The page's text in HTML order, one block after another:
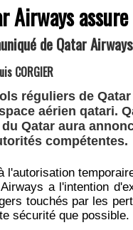
Airways
de Qatar Airways
CORGIER
réguliers de
aérien qatari.
Qatar aura
compétentes.
l'autorisation
a l'intention
touchés par les
sécurité que possible.